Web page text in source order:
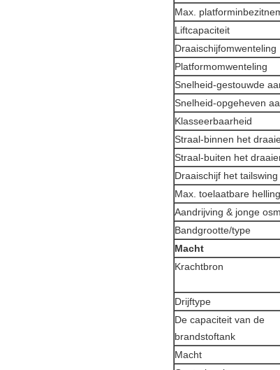
Max.
Liftcapaciteit
Draaischijfomwenteling
Platformomwenteling
Snelheid-gestouwde
Snelheid-opgeheven
Klasseerbaarheid
Straal-binnen het
Straal-buiten het
Draaischijf het tailswing
Max. toelaatbare helling
Aandrijving & jonge
Bandgrootte/type
Macht
Krachtbron
Drijftype
De capaciteit van de
brandstoftank
Macht